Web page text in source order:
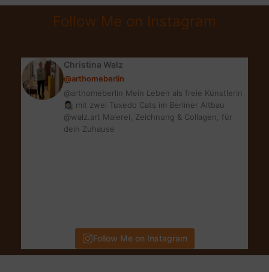
MAKEUP-
ESSENTIALSFollow Me on Instagram
Christina Walz
@arthomeberlin
@arthomeberlin Mein Leben als freie Künstlerin
👩🏻‍🎨 mit zwei Tuxedo Cats im Berliner Altbau
@walz.art Malerei, Zeichnung & Collagen, für
dein Zuhause
Follow Me on Instagram